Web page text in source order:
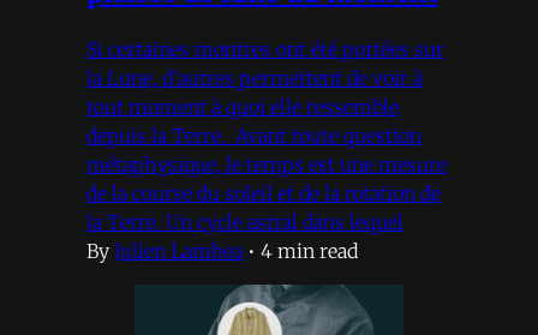
Si certaines montres ont été portées sur
la Lune, d’autres permettent de voir à
tout moment à quoi elle ressemble
depuis la Terre. Avant toute question
métaphysique, le temps est une mesure
de la course du soleil et de la rotation de
la Terre. Un cycle astral dans lequel
By Julien Lambea • 4 min read